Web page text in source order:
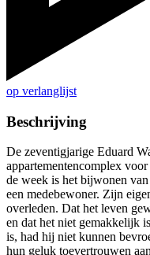
op verlanglijst
Beschrijving
De zeventigjarige Eduard
appartementencomplex
de week is het bijwonen
een medebewoner. Zijn
overleden. Dat het leven
en dat het niet gemakkelijk
is, had hij niet kunnen
hun geluk toevertrouwen